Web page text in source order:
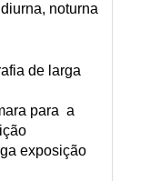
noturna
de larga
para a
exposição